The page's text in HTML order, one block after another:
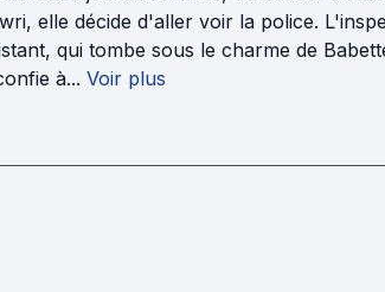
elle décide d'aller voir la police.
qui tombe sous le charme de
à... Voir plus